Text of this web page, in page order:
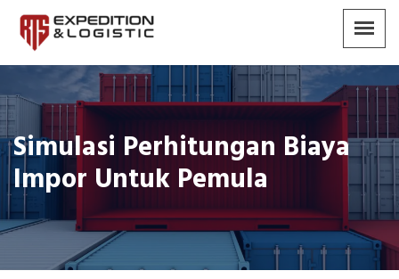
Simulasi Perhitungan Biaya
Impor Untuk Pemula